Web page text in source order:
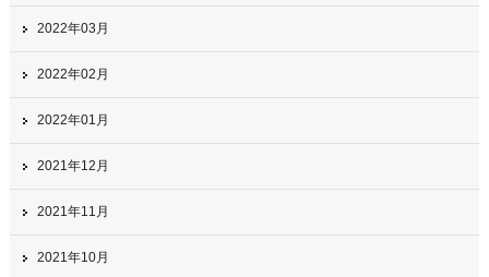
2022年03月
2022年02月
2022年01月
2021年12月
2021年11月
2021年10月